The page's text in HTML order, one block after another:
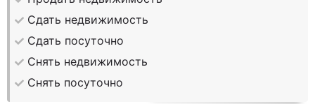
Сдать недвижимость
Сдать посуточно
Снять недвижимость
Снять посуточно